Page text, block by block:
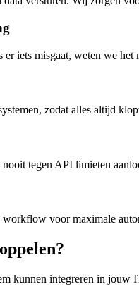
iets misgaat, weten we het
zodat alles altijd
tegen API limieten
workflow voor maximale
kunnen integreren in jouw